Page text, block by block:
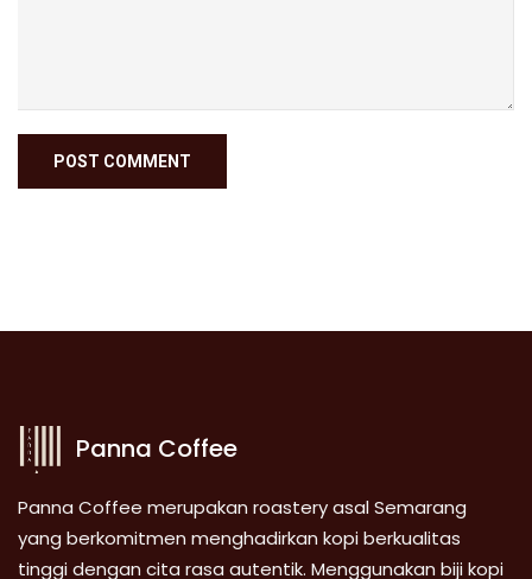
Panna Coffee
Panna Coffee merupakan roastery asal Semarang
yang berkomitmen menghadirkan kopi berkualitas
tinggi dengan cita rasa autentik. Menggunakan biji kopi